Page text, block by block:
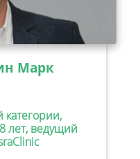
Марк
лет, ведущий